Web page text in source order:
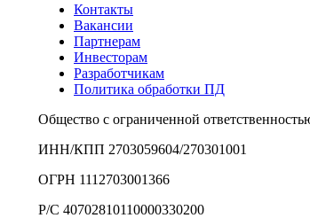
Контакты
Вакансии
Партнерам
Инвесторам
Разработчикам
Политика обработки ПД
Общество с ограниченной
ИНН/КПП 2703059604/270301001
ОГРН 1112703001366
Р/С 40702810110000330200